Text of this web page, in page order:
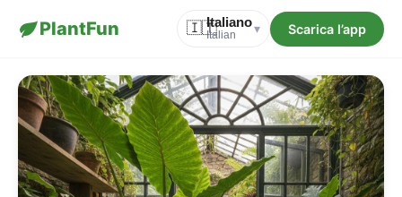
PlantFun 🇮🇹Italiano
Italian ▾ Scarica l’app